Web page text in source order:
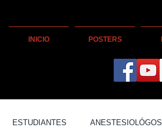
INICIO POSTERS
ESTUDIANTES ANESTESIOLÓGOS